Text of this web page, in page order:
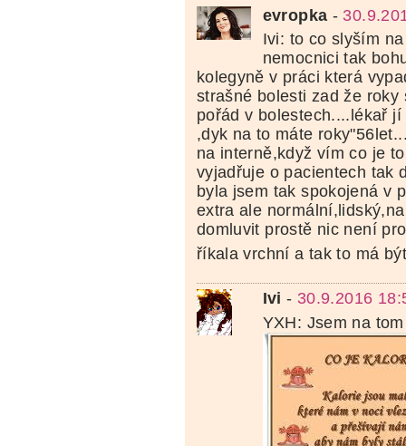
evropka -
Ivi: to co slyším
nemocnici tak
kolegyně v práci která
strašné bolesti zad že roky
pořád v bolestech....lékař
,dyk na to máte
na interně,když vím co je
vyjadřuje o pacientech tak
byla jsem tak spokojená v
extra ale
domluvit prostě nic není
říkala vrchní a tak to má být
Ivi - 30.9.2016
YXH: Jsem na